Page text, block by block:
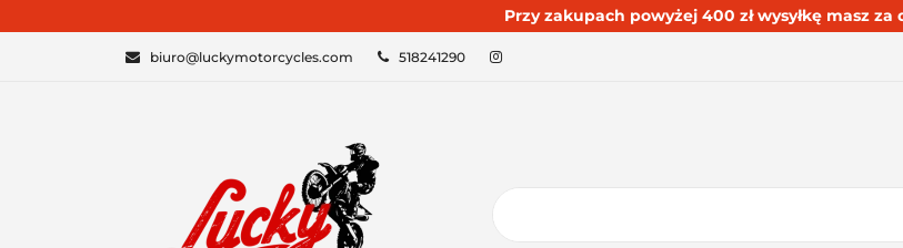
Przy zakupach powyżej 400 zł wysyłkę masz za
biuro@luckymotorcycles.com 518241290
KATEGORIE BESTSELLERY